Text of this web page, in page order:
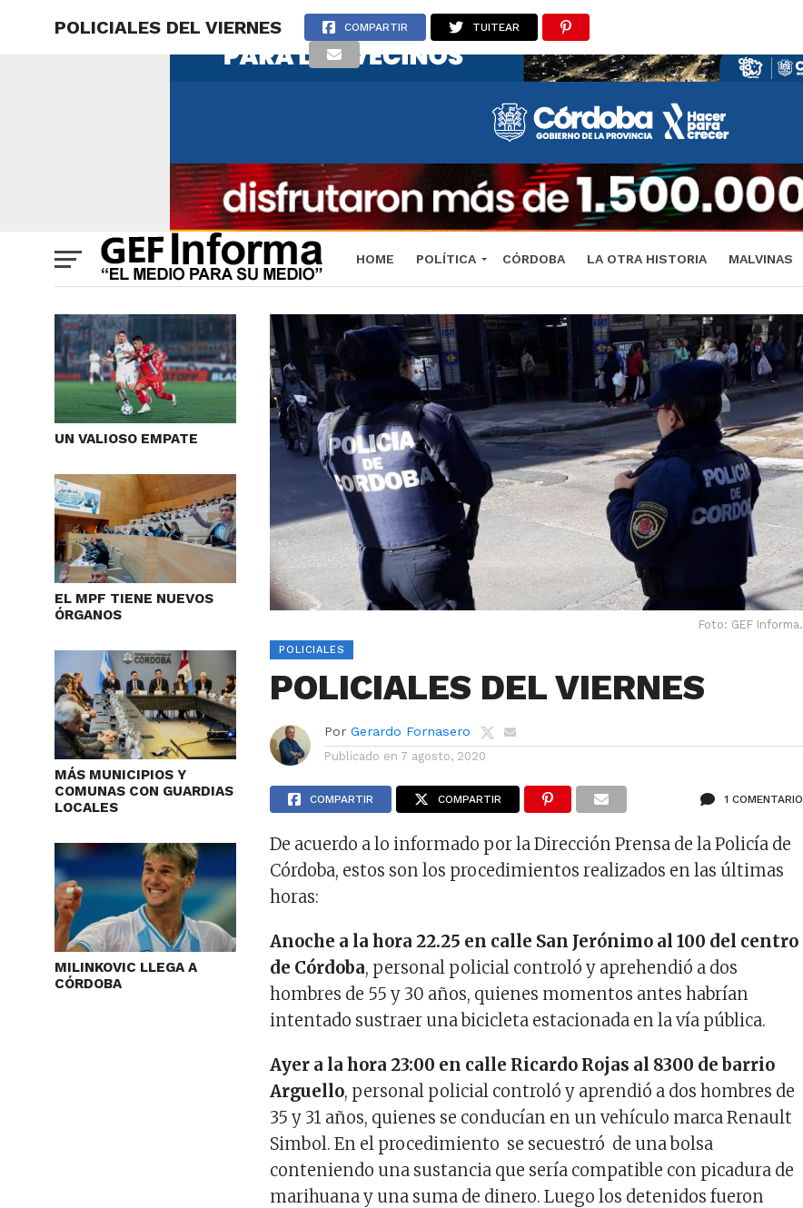
HOME POLÍTICA CÓRDOBA LA OTRA HISTORIA MALVINAS
POLICIALES DEL VIERNES COMPARTIR TUITEAR
UN VALIOSO EMPATE
EL MPF TIENE NUEVOS
ÓRGANOS
MÁS MUNICIPIOS Y
COMUNAS CON GUARDIAS
LOCALES
MILINKOVIC LLEGA A
CÓRDOBA
Foto: GEF Informa.
POLICIALES
POLICIALES DEL VIERNES
Por Gerardo Fornasero
Publicado en 7 agosto, 2020
COMPARTIR COMPARTIR 1 COMENTARIO
De acuerdo a lo informado por la Dirección Prensa de la Policía de
Córdoba, estos son los procedimientos realizados en las últimas
horas:
Anoche a la hora 22.25 en calle San Jerónimo al 100 del centro
de Córdoba, personal policial controló y aprehendió a dos
hombres de 55 y 30 años, quienes momentos antes habrían
intentado sustraer una bicicleta estacionada en la vía pública.
Ayer a la hora 23:00 en calle Ricardo Rojas al 8300 de barrio
Arguello, personal policial controló y aprendió a dos hombres de
35 y 31 años, quienes se conducían en un vehículo marca Renault
Simbol. En el procedimiento se secuestró de una bolsa
conteniendo una sustancia que sería compatible con picadura de
marihuana y una suma de dinero. Luego los detenidos fueron